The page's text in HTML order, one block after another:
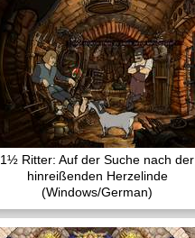
1½ Ritter: Auf der Suche nach der
hinreißenden Herzelinde
(Windows/German)